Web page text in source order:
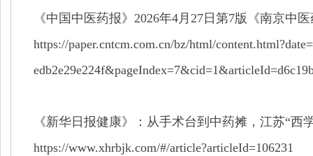
《中国中医药报》 2026年4月 27日第7版《南京中
https://paper.cntcm.com.cn/bz/html/
《新华日报健康》：从手术台到中药摊，江苏“西
https://www.xhrbjk.com/#/article?articleId=106231